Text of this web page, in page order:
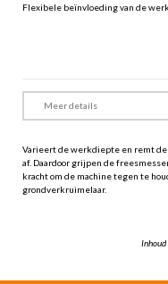
Flexibele beïnvloeding van de
Varieert de werkdiepte en remt
af. Daardoor grijpen de
kracht om de machine tegen te
grondverkruimelaar.
Inhoud